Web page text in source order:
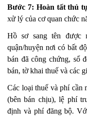
Bước 7: Hoàn tất thủ
xử lý của cơ quan chức
Hồ sơ sang tên được
quận/huyện nơi có bất
bán đã công chứng, sổ
bán, tờ khai thuế và các
Các loại thuế và phí cần
(bên bán chịu), lệ phí
định và phí đăng bộ.